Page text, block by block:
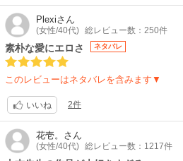
Plexiさん
(女性/40代) 総レビュー数：250件
素朴な愛にエロさ ネタバレ
このレビューはネタバレを含みます▼
いいね 2件
花壱。 さん
(女性/40代) 総レビュー数：1217件